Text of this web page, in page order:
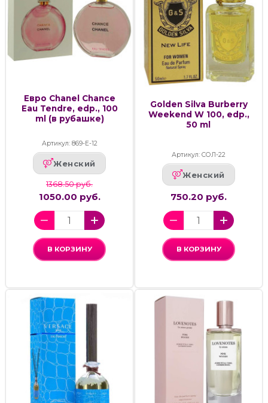
Евро Chanel Chance
Eau Tendre, edp., 100
ml (в рубашке)
Артикул: 869-Е-12
Женский
1368.50 руб.
1050.00 руб.
В КОРЗИНУ
Golden Silva Burberry
Weekend W 100, edp.,
50 ml
Артикул: СОЛ-22
Женский
750.20 руб.
В КОРЗИНУ